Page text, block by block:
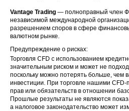
Vantage Trading — полноправный член
независимой международной
разрешением споров в сфере
валютном рынке.
Предупреждение о рисках:
Торговля CFD с использованием
значительным риском и может не
поскольку можно потерять больше, чем
инвестиции. При торговле нашими CFD-
прав или обязательств в отношении
Прошлые результаты не являются
а налоговое законодательство может